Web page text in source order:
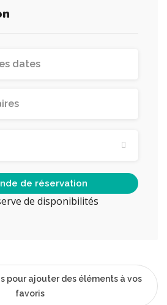
de réservation
de disponibilités
pour ajouter des éléments à vos
favoris